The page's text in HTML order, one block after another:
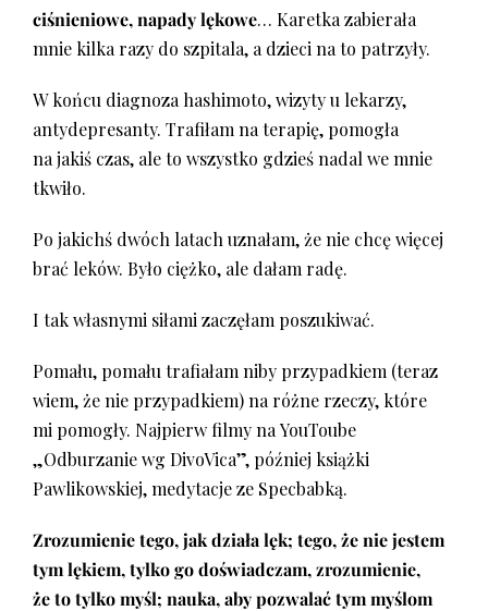
ciśnieniowe, napady lękowe… Karetka zabierała
mnie kilka razy do szpitala, a dzieci na to patrzyły.
W końcu diagnoza hashimoto, wizyty u lekarzy,
antydepresanty. Trafiłam na terapię, pomogła
na jakiś czas, ale to wszystko gdzieś nadal we mnie
tkwiło.
Po jakichś dwóch latach uznałam, że nie chcę więcej
brać leków. Było ciężko, ale dałam radę.
I tak własnymi siłami zaczęłam poszukiwać.
Pomału, pomału trafiałam niby przypadkiem (teraz
wiem, że nie przypadkiem) na różne rzeczy, które
mi pomogły. Najpierw filmy na YouToube
„Odburzanie wg DivoVica”, później książki
Pawlikowskiej, medytacje ze Specbabką.
Zrozumienie tego, jak działa lęk; tego, że nie jestem
tym lękiem, tylko go doświadczam, zrozumienie,
że to tylko myśl; nauka, aby pozwalać tym myślom